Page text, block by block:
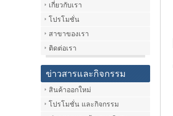
เกี่ยวกับเรา
โปรโมชั่น
สาขาของเรา
ติดต่อเรา
ข่าวสารและกิจกรรม
สินค้าออกใหม่
โปรโมชั่น และกิจกรรม